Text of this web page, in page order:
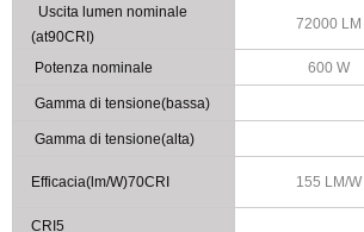
Uscita lumen nominale
(at90CRI)
72000 LM
Potenza nominale 600 W
Gamma di tensione(bassa)
Gamma di tensione(alta)
Efficacia(lm/W)70CRI 155 LM/W
CRI5